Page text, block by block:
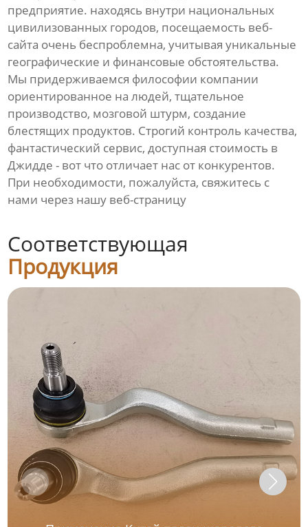
предприятие. находясь внутри национальных
цивилизованных городов, посещаемость веб-
сайта очень беспроблемна, учитывая уникальные
географические и финансовые обстоятельства.
Мы придерживаемся философии компании
ориентированное на людей, тщательное
производство, мозговой штурм, создание
блестящих продуктов. Строгий контроль качества,
фантастический сервис, доступная стоимость в
Джидде - вот что отличает нас от конкурентов.
При необходимости, пожалуйста, свяжитесь с
нами через нашу веб-страницу
Соответствующая
Продукция